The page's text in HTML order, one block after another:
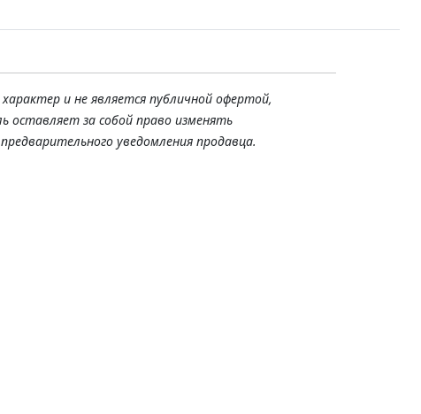
и не является публичной офертой,
оставляет за собой право изменять
уведомления продавца.